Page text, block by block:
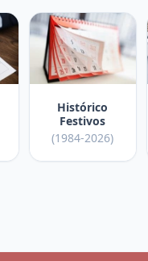
Histórico
Festivos
(1984-2026)